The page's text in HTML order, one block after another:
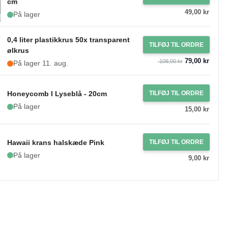
cm
På lager
49,00 kr
0,4 liter plastikkrus 50x transparent
ølkrus
På lager 11. aug.
TILFØJ TIL ORDRE
109,00 kr79,00 kr
Honeycomb I Lyseblå - 20cm
På lager
TILFØJ TIL ORDRE
15,00 kr
Hawaii krans halskæde Pink
På lager
TILFØJ TIL ORDRE
9,00 kr